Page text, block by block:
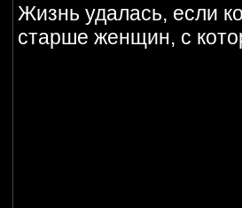
Жизнь удалась, если
старше женщин, с